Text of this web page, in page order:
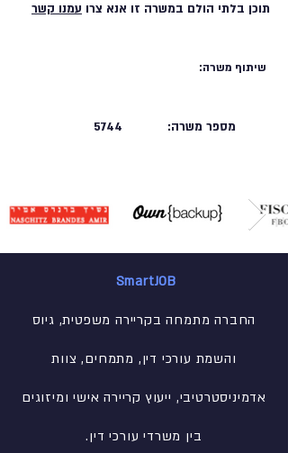
תוכן בלתי הולם במשרה זו אנא צרו עמנו קשר
שיתוף משרה:
5744 מספר משרה:
SmartJOB
החברה מתמחה בקריירה משפטית, גיוס
והשמת עורכי דין, מתמחים, צוות
אדמיניסטרטיבי, ייעוץ קריירה אישי ומיזוגים
בין משרדי עורכי דין.